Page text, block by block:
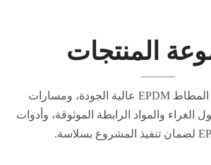
المنتجات
نحن نقدم حبيبات المطاط EPDM عالية الجودة، ومسارات
الغراء والمواد الرابطة الموثوقة، وأدوات